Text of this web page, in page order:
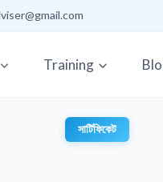
Training
সার্টিফিকেট